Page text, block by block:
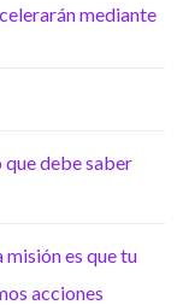
mediante
que debe saber
misión es que tu
acciones